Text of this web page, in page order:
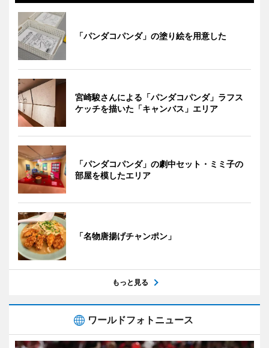
「パンダコパンダ」の塗り絵を用意した
宮崎駿さんによる「パンダコパンダ」ラフス
ケッチを描いた「キャンバス」エリア
「パンダコパンダ」の劇中セット・ミミ子の
部屋を模したエリア
「名物唐揚げチャンポン」
もっと見る
ワールドフォトニュース